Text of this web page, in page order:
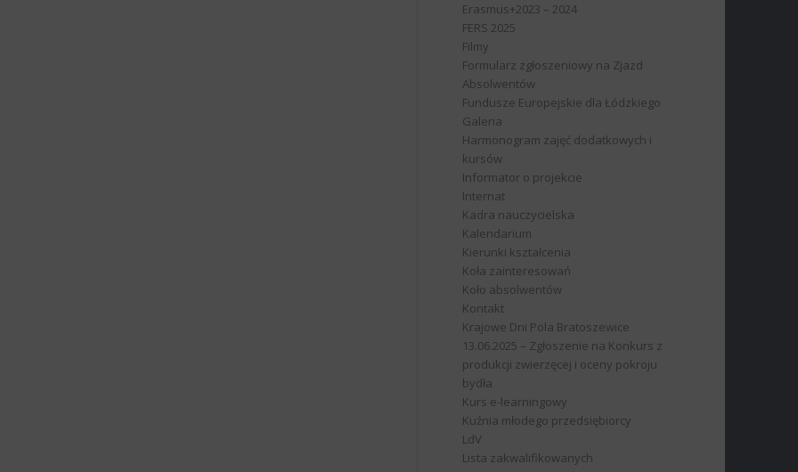
Erasmus+2023 – 2024
FERS 2025
Filmy
Formularz zgłoszeniowy na Zjazd
Absolwentów
Fundusze Europejskie dla Łódzkiego
Galeria
Harmonogram zajęć dodatkowych i
kursów
Informator o projekcie
Internat
Kadra nauczycielska
Kalendarium
Kierunki kształcenia
Koła zainteresowań
Koło absolwentów
Kontakt
Krajowe Dni Pola Bratoszewice
13.06.2025 – Zgłoszenie na Konkurs z
produkcji zwierzęcej i oceny pokroju
bydła
Kurs e-learningowy
Kuźnia młodego przedsiębiorcy
LdV
Lista zakwalifikowanych